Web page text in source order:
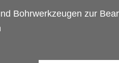
Bohrwerkzeugen zur